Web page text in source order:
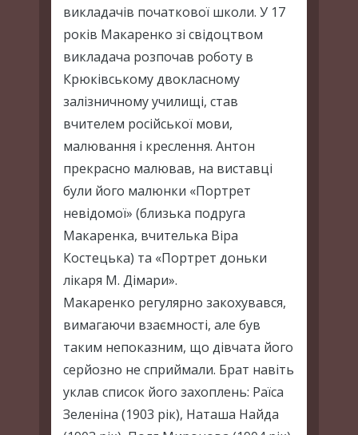
викладачів початкової школи. У 17
років Макаренко зі свідоцтвом
викладача розпочав роботу в
Крюківському двокласному
залізничному училищі, став
вчителем російської мови,
малювання і креслення. Антон
прекрасно малював, на виставці
були його малюнки «Портрет
невідомої» (близька подруга
Макаренка, вчителька Віра
Костецька) та «Портрет доньки
лікаря М. Дімари».
Макаренко регулярно закохувався,
вимагаючи взаємності, але був
таким непоказним, що дівчата його
серйозно не сприймали. Брат навіть
уклав список його захоплень: Раїса
Зеленіна (1903 рік), Наташа Найда